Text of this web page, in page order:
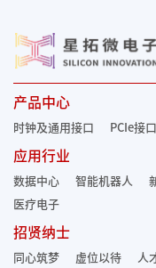
产品中心
时钟及通用接口 PCIe接口
应用行业
数据中心 智能机器人
医疗电子
招贤纳士
同心筑梦 虚位以待 人